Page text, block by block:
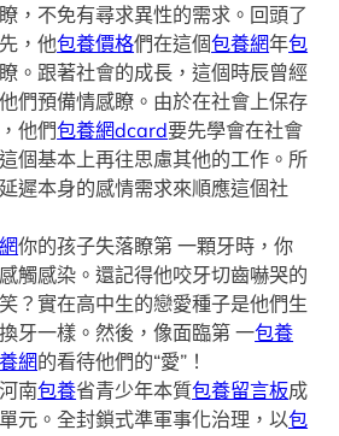
，不免有尋求異性的需求。回頭了
，他包養價格們在這個包養網年包
。跟著社會的成長，這個時辰曾經
們預備情感瞭。由於在社會上保存
他們包養網dcard要先學會在社會
個基本上再往思慮其他的工作。所
遲本身的感情需求來順應這個社
你的孩子失落瞭第 一顆牙時，你
感觸感染。還記得他咬牙切齒嚇哭的
？實在高中生的戀愛種子是他們生
牙一樣。然後，像面臨第 一包養
網的看待他們的“愛”！
南包養省青少年本質包養留言板成
元。全封鎖式準軍事化治理，以包